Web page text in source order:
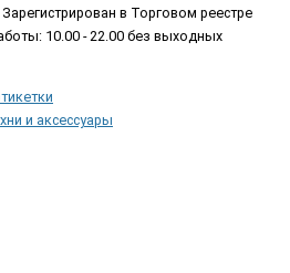
в Торговом реестре
10.00 - 22.00 без выходных
и аксессуары